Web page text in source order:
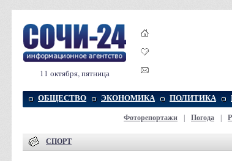
11 октября, пятница
ОБЩЕСТВО ЭКОНОМИКА ПОЛИТИКА
Фоторепортажи Погода
СПОРТ